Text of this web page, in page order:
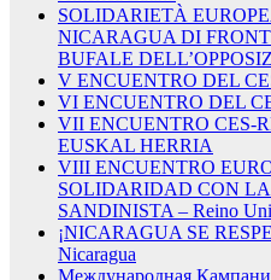
SOLIDARIETÀ
NICARAGUA DI
BUFALE
V ENCUENTRO DEL
VI ENCUENTRO DEL
VII ENCUENTRO CES-
EUSKAL HERRIA
VIII ENCUENTRO
SOLIDARIDAD CON
SANDINISTA – Reino
¡NICARAGUA SE
Nicaragua
Международная